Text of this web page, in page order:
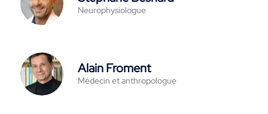
Neurophysiologue
Alain Froment
Médecin et anthropologue